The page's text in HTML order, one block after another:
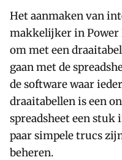
Het aanmaken van
makkelijker in Power
om met een
gaan met de
de software waar
draaitabellen is een
spreadsheet een
paar simpele trucs
beheren.